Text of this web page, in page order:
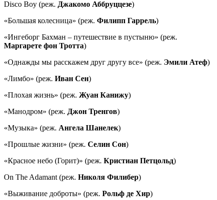
Disco Boy (реж. Джакомо Аббруццезе)
«Большая колесница» (реж. Филипп Гаррель)
«Ингеборг Бахман – путешествие в пустыню» (реж.
Маргарете фон Тротта)
«Однажды мы расскажем друг другу все» (реж. Эмили Атеф)
«Лимбо» (реж. Иван Сен)
«Плохая жизнь» (реж. Жуан Канижу)
«Манодром» (реж. Джон Тренгов)
«Музыка» (реж. Ангела Шанелек)
«Прошлые жизни» (реж. Селин Сон)
«Красное небо (Горит)» (реж. Кристиан Петцольд)
On The Adamant (реж. Николя Филибер)
«Выживание доброты» (реж. Рольф де Хир)